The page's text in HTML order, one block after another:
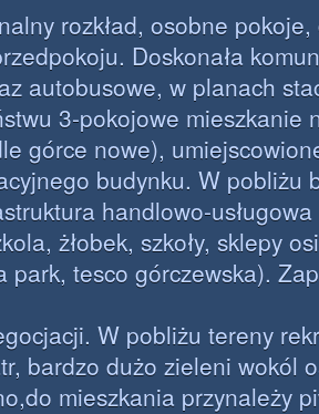
rozkład, osobne
Doskonała
autobusowe, w planach
3-pokojowe mieszkanie
górce nowe),
budynku. W pobliżu
handlowo-
żłobek, szkoły, sklepy
park, tesco górczewska).
W pobliżu tereny
bardzo dużo zieleni wokól
mieszkania przynależy